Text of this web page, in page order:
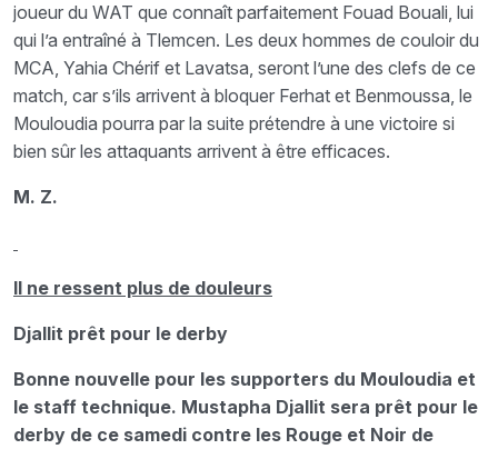
joueur du WAT que connaît parfaitement Fouad Bouali, lui
qui l’a entraîné à Tlemcen. Les deux hommes de couloir du
MCA, Yahia Chérif et Lavatsa, seront l’une des clefs de ce
match, car s’ils arrivent à bloquer Ferhat et Benmoussa, le
Mouloudia pourra par la suite prétendre à une victoire si
bien sûr les attaquants arrivent à être efficaces.
M. Z.
Il ne ressent plus de douleurs
Djallit prêt pour le derby
Bonne nouvelle pour les supporters du Mouloudia et
le staff technique. Mustapha Djallit sera prêt pour le
derby de ce samedi contre les Rouge et Noir de